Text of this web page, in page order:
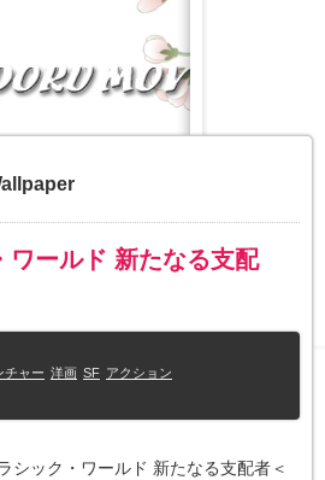
ワールド 新たなる支配
チャー 洋画 SF アクション
シック・ワールド 新たなる支配者＜